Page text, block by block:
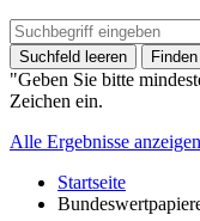
Suchfeld leeren Finden
"Geben Sie bitte
Zeichen ein.
Alle Ergebnisse anzeigen
Startseite